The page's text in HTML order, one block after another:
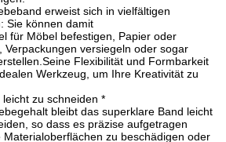
erweist sich in vielfältigen
Sie können damit
für Möbel befestigen, Papier oder
Verpackungen versiegeln oder sogar
Flexibilität und Formbarkeit
Werkzeug, um Ihre Kreativität zu
zu schneiden *
bleibt das superklare Band leicht
so dass es präzise aufgetragen
zu beschädigen oder